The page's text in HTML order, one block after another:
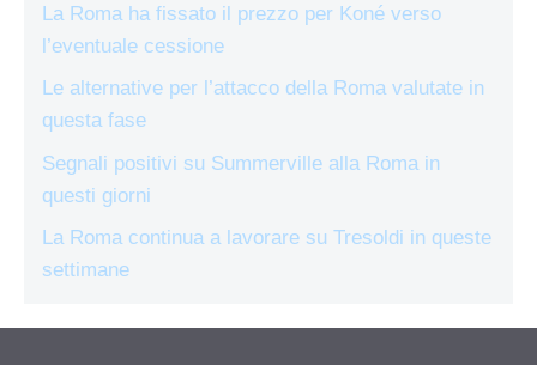
La Roma ha fissato il prezzo per Koné verso
l’eventuale cessione
Le alternative per l’attacco della Roma valutate in
questa fase
Segnali positivi su Summerville alla Roma in
questi giorni
La Roma continua a lavorare su Tresoldi in queste
settimane